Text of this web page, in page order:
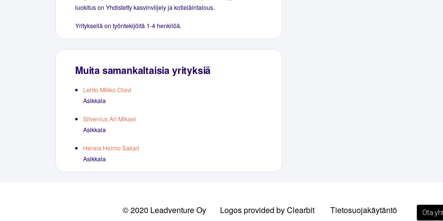
luokitus on Yhdistetty kasvinviljely ja kotieläintalous.
Yrityksellä on työntekijöitä 1-4 henkilöä.
Muita samankaltaisia yrityksiä
Lehto Mikko Olavi
Asikkala
Silvenius Ari Mikael
Asikkala
Herala Heimo Sakari
Asikkala
© 2020 Leadventure Oy Logos provided by Clearbit Tietosuojakäytäntö Ota